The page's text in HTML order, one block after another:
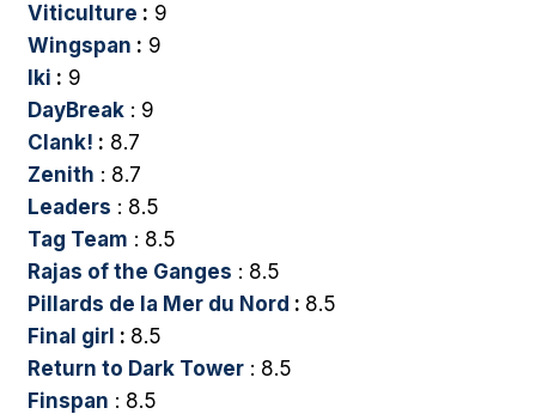
Viticulture : 9
Wingspan : 9
Iki : 9
DayBreak : 9
Clank! : 8.7
Zenith : 8.7
Leaders : 8.5
Tag Team : 8.5
Rajas of the Ganges : 8.5
Pillards de la Mer du Nord : 8.5
Final girl : 8.5
Return to Dark Tower: 8.5
Finspan : 8.5